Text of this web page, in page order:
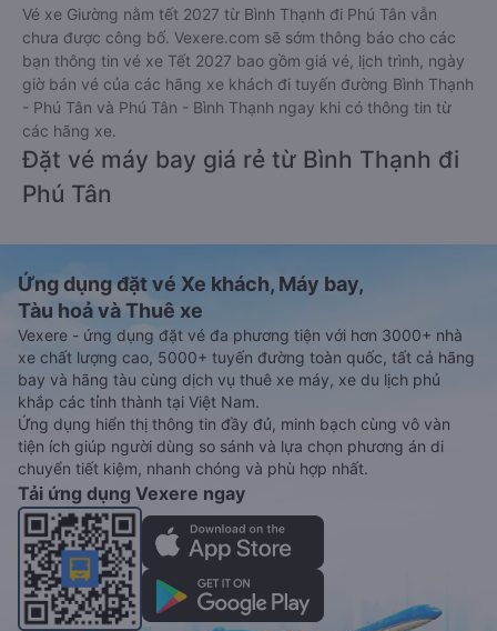
Vé xe Giường nằm tết 2027 từ Bình Thạnh đi Phú Tân vẫn
chưa được công bố. Vexere.com sẽ sớm thông báo cho các
bạn thông tin vé xe Tết 2027 bao gồm giá vé, lịch trình, ngày
giờ bán vé của các hãng xe khách đi tuyến đường Bình Thạnh
- Phú Tân và Phú Tân - Bình Thạnh ngay khi có thông tin từ
các hãng xe.
Đặt vé máy bay giá rẻ từ Bình Thạnh đi
Phú Tân
Ứng dụng đặt vé Xe khách, Máy bay,
Tàu hoả và Thuê xe
Vexere - ứng dụng đặt vé đa phương tiện với hơn 3000+ nhà
xe chất lượng cao, 5000+ tuyến đường toàn quốc, tất cả hãng
bay và hãng tàu cùng dịch vụ thuê xe máy, xe du lịch phủ
khắp các tỉnh thành tại Việt Nam.
Ứng dụng hiển thị thông tin đầy đủ, minh bạch cùng vô vàn
tiện ích giúp người dùng so sánh và lựa chọn phương án di
chuyển tiết kiệm, nhanh chóng và phù hợp nhất.
Tải ứng dụng Vexere ngay